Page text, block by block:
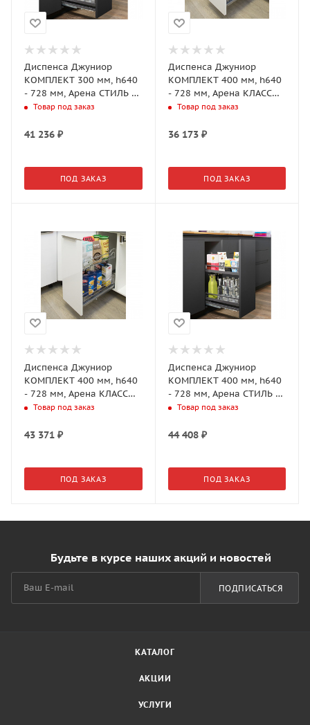
Диспенса Джуниор
КОМПЛЕКТ 300 мм, h640
- 728 мм, Арена СТИЛЬ 2
полки, цвет АНТРАЦИТ
Товар под заказ
41 236 ₽
ПОД ЗАКАЗ
Диспенса Джуниор
КОМПЛЕКТ 400 мм, h640
- 728 мм, Арена КЛАССИК
2 полки, цвет ТИТАН,
Товар под заказ
36 173₽
ПОД ЗАКАЗ
Диспенса Джуниор
КОМПЛЕКТ 400 мм, h640
- 728 мм, Арена КЛАССИК
2 полки, цвет ХРОМ,
Товар под заказ
43 371 ₽
ПОД ЗАКАЗ
Диспенса Джуниор
КОМПЛЕКТ 400 мм, h640
- 728 мм, Арена СТИЛЬ 2
полки, цвет АНТРАЦИТ
Товар под заказ
44 408₽
ПОД ЗАКАЗ
Будьте в курсе наших акций и новостей
ПОДПИСАТЬСЯ
КАТАЛОГ
АКЦИИ
УСЛУГИ